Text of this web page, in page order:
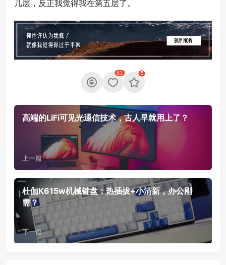
几层，反正我觉得我在第五层了。
63 5
高端的LiFi可见光通信技术，古人早就用上了？
上一篇
杜伽K615w机械键盘：热插拔+小清新，办公刚
需？
下一篇